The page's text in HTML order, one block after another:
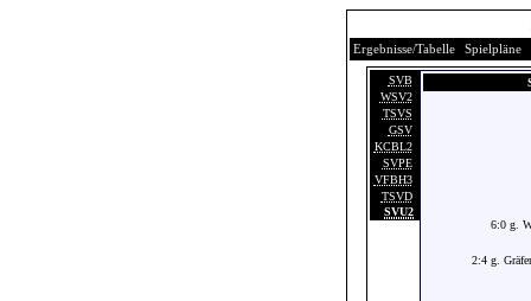
Ergebnisse/Tabelle
Spielpläne
SVB
WSV2
TSVS
GSV
KCBL2
SVPE
VFBH3
TSVD
SVU2
6:0 g.
2:4 g.